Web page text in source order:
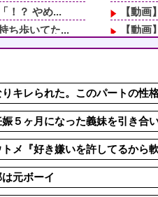
！？ やめ...
ち歩いてた...
いたら帰宅...
顔も写り...
ってくるが...
月になった...
【動
【動
ゲーセ
旦那と
婚約者
母と一
キレられた。このパートの性
５ヶ月になった義妹を引き合
メ『好き嫌いを許してるから
元ボーイ